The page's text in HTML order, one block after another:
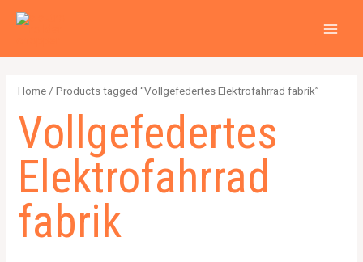
Inhalt
6
r
o
d
u
r
u
c
r
c
t
r
u
c
t
s
r
u
7
o
u
c
Home / Products tagged “Vollgefedertes Elektrofahrrad fabrik”
Vollgefedertes
Elektrofahrrad
fabrik